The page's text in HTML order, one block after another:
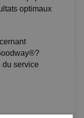
optimaux
du service